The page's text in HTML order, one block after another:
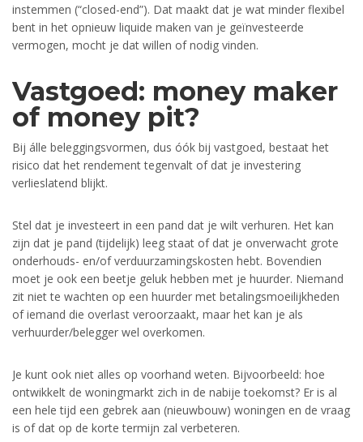
instemmen (“closed-end”). Dat maakt dat je wat minder flexibel
bent in het opnieuw liquide maken van je geïnvesteerde
vermogen, mocht je dat willen of nodig vinden.
Vastgoed: money maker
of money pit?
Bij álle beleggingsvormen, dus óók bij vastgoed, bestaat het
risico dat het rendement tegenvalt of dat je investering
verlieslatend blijkt.
Stel dat je investeert in een pand dat je wilt verhuren. Het kan
zijn dat je pand (tijdelijk) leeg staat of dat je onverwacht grote
onderhouds- en/of verduurzamingskosten hebt. Bovendien
moet je ook een beetje geluk hebben met je huurder. Niemand
zit niet te wachten op een huurder met betalingsmoeilijkheden
of iemand die overlast veroorzaakt, maar het kan je als
verhuurder/belegger wel overkomen.
Je kunt ook niet alles op voorhand weten. Bijvoorbeeld: hoe
ontwikkelt de woningmarkt zich in de nabije toekomst? Er is al
een hele tijd een gebrek aan (nieuwbouw) woningen en de vraag
is of dat op de korte termijn zal verbeteren.